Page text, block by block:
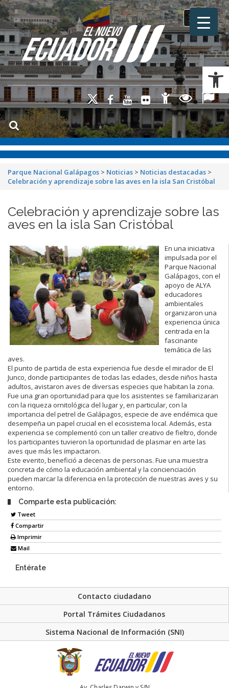
Toggle
Parque Nacional Galápagos > Noticias > Noticias destacadas >
Celebración y aprendizaje sobre las aves en la isla San Cristóbal
Celebración y aprendizaje sobre las
aves en la isla San Cristóbal
En una iniciativa
impulsada por el
Parque Nacional
Galápagos, con el
apoyo de ALYA
educadores
ambientales
organizaron una
experiencia única
centrada en la
fascinante
temática de las
aves.
El punto de partida de esta experiencia fue desde el mirador de El
Junco, donde participantes de todas las edades, desde niños hasta
adultos, avistaron aves de diversas especies que habitan la zona.
Fue una gran oportunidad para que los asistentes se familiarizaran
con la riqueza ornitológica del lugar y, en particular, con la
importancia del petrel de Galápagos, especie de ave endémica que
desempeña un papel crucial en el ecosistema local. Además, esta
experiencia se complementó con un taller creativo de fieltro, donde
los participantes tuvieron la oportunidad de plasmar en arte las
aves que más les impactaron.
Este evento, benefició a decenas de personas. Fue una muestra
concreta de cómo la educación ambiental y la concienciación
pueden marcar la diferencia en la protección de nuestras aves y su
entorno.
Comparte esta publicación:
Tweet
Compartir
Imprimir
Mail
Entérate
Contacto ciudadano
Portal Trámites Ciudadanos
Sistema Nacional de Información (SNI)